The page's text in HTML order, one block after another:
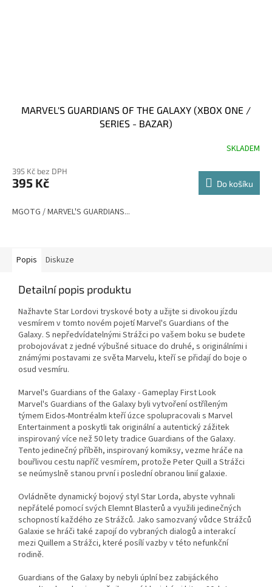
MARVEL'S GUARDIANS OF THE GALAXY (XBOX ONE /
SERIES - BAZAR)
SKLADEM
395 Kč bez DPH
395 Kč Do košíku
MGOTG / MARVEL'S GUARDIANS...
Popis Diskuze
Detailní popis produktu
Nažhavte Star Lordovi tryskové boty a užijte si divokou jízdu
vesmírem v tomto novém pojetí Marvel's Guardians of the
Galaxy. S nepředvídatelnými Strážci po vašem boku se budete
probojovávat z jedné výbušné situace do druhé, s originálními i
známými postavami ze světa Marvelu, kteří se přidají do boje o
osud vesmíru.
Marvel's Guardians of the Galaxy - Gameplay First Look
Marvel's Guardians of the Galaxy byli vytvoření ostříleným
týmem Eidos-Montréalm kteří úzce spolupracovali s Marvel
Entertainment a poskytli tak originální a autentický zážitek
inspirovaný více než 50 lety tradice Guardians of the Galaxy.
Tento jedinečný příběh, inspirovaný komiksy, vezme hráče na
bouřlivou cestu napříč vesmírem, protože Peter Quill a Strážci
se neúmyslně stanou první i poslední obranou linií galaxie.
Ovládněte dynamický bojový styl Star Lorda, abyste vyhnali
nepřátelé pomocí svých Elemnt Blasterů a využili jedinečných
schopností každého ze Strážců. Jako samozvaný vůdce Strážců
Galaxie se hráči také zapojí do vybraných dialogů a interakcí
mezi Quillem a Strážci, které posílí vazby v této nefunkční
rodině.
Guardians of the Galaxy by nebyli úplní bez zabijáckého